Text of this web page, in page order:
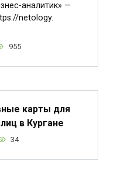
аналитик» —
netology.
955
карты для
в Кургане
34